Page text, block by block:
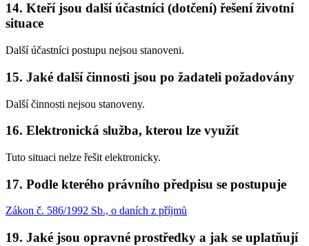
14. Kteří jsou další účastníci (dotčení) řešení životní
situace
Další účastníci postupu nejsou stanoveni.
15. Jaké další činnosti jsou po žadateli požadovány
Další činnosti nejsou stanoveny.
16. Elektronická služba, kterou lze využít
Tuto situaci nelze řešit elektronicky.
17. Podle kterého právního předpisu se postupuje
Zákon č. 586/1992 Sb., o daních z příjmů
19. Jaké jsou opravné prostředky a jak se uplatňují